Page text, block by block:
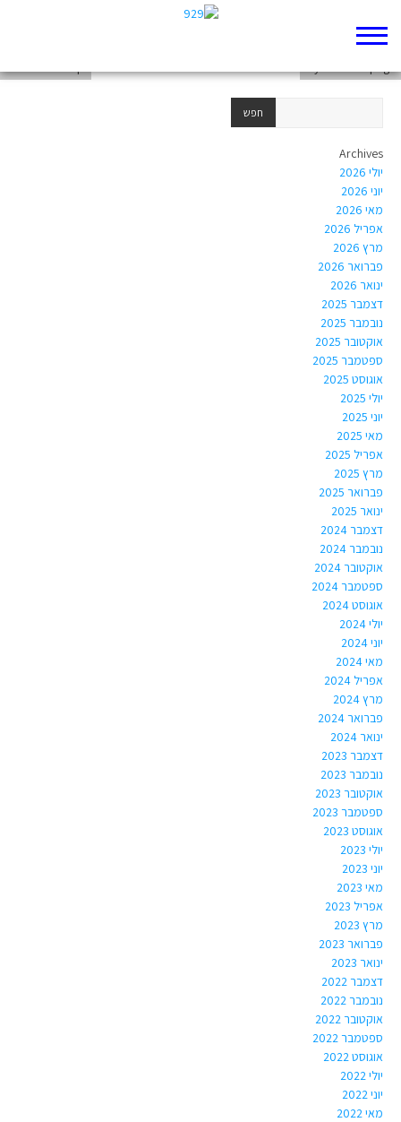
Archives
יולי 2026
יוני 2026
מאי 2026
אפריל 2026
מרץ 2026
פברואר 2026
ינואר 2026
דצמבר 2025
נובמבר 2025
אוקטובר 2025
ספטמבר 2025
אוגוסט 2025
יולי 2025
יוני 2025
מאי 2025
אפריל 2025
מרץ 2025
פברואר 2025
ינואר 2025
דצמבר 2024
נובמבר 2024
אוקטובר 2024
ספטמבר 2024
אוגוסט 2024
יולי 2024
יוני 2024
מאי 2024
אפריל 2024
מרץ 2024
פברואר 2024
ינואר 2024
דצמבר 2023
נובמבר 2023
אוקטובר 2023
ספטמבר 2023
אוגוסט 2023
יולי 2023
יוני 2023
מאי 2023
אפריל 2023
מרץ 2023
פברואר 2023
ינואר 2023
דצמבר 2022
נובמבר 2022
אוקטובר 2022
ספטמבר 2022
אוגוסט 2022
יולי 2022
יוני 2022
מאי 2022